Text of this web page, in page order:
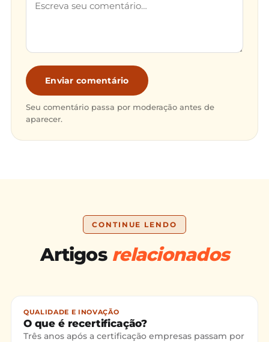
Enviar comentário
Seu comentário passa por moderação antes de
aparecer.
CONTINUE LENDO
Artigos relacionados
QUALIDADE E INOVAÇÃO
O que é recertificação?
Três anos após a certificação empresas passam por